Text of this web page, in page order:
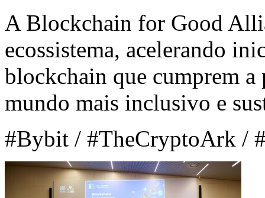
A Blockchain for Good
ecossistema, acelerando
blockchain que cumprem a
mundo mais inclusivo e
#Bybit / #TheCryptoArk /